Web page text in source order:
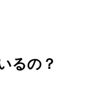
るの？